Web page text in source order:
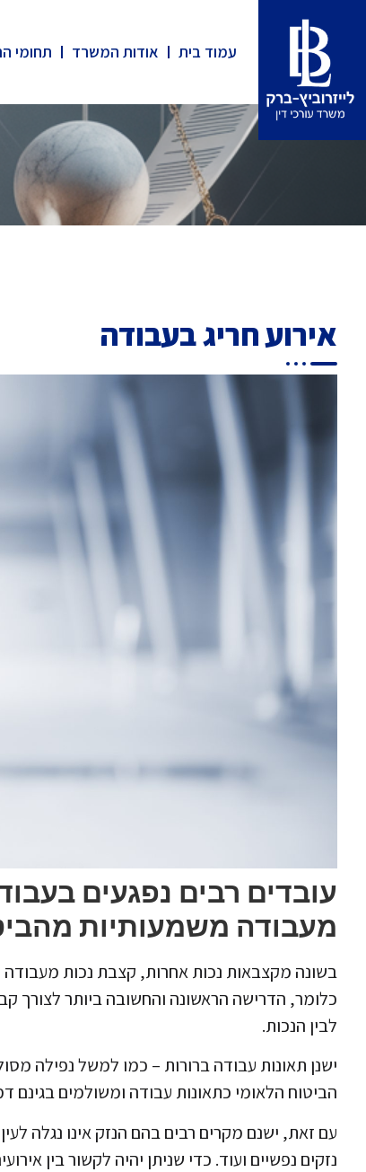
עמוד בית אודות המשרד תחומי
אירוע חריג בעבודה
עובדים רבים נפגעים
מעבודה משמעותיות
בשונה מקצבאות נכות אחרות, קצבת נכות
כלומר, הדרישה הראשונה והחשובה ביותר לצורך
לבין הנכות.
ישנן תאונות עבודה ברורות – כמו למשל נפילה
הביטוח הלאומי כתאונות עבודה ומשולמים בגינם
עם זאת, ישנם מקרים רבים בהם הנזק אינו נגלה
נזקים נפשיים ועוד. כדי שניתן יהיה לקשור בין